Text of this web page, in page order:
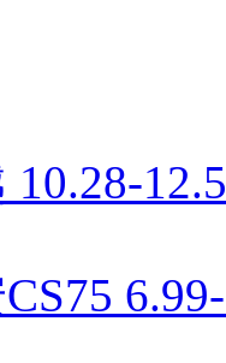
10.28-